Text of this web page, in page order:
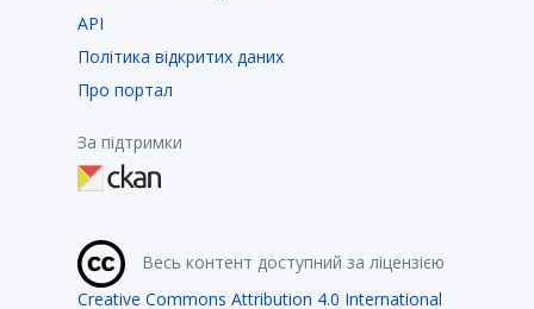
API
Політика відкритих даних
Про портал
За підтримки
Весь контент доступний за ліцензією
Creative Commons Attribution 4.0 International